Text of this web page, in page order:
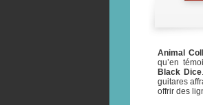
Animal
qu’en
Black Dice
guitares
offrir des